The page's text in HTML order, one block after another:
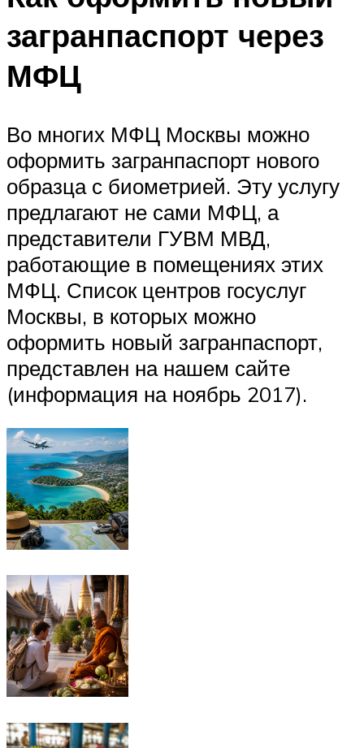
загранпаспорт через
МФЦ
Во многих МФЦ Москвы можно
оформить загранпаспорт нового
образца с биометрией. Эту услугу
предлагают не сами МФЦ, а
представители ГУВМ МВД,
работающие в помещениях этих
МФЦ. Список центров госуслуг
Москвы, в которых можно
оформить новый загранпаспорт,
представлен на нашем сайте
(информация на ноябрь 2017).